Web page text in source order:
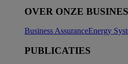
OVER ONZE
Business AssuranceEnergy
PUBLICATIES